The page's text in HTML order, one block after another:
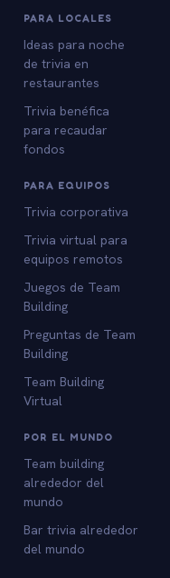
PARA LOCALES
Ideas para noche
de trivia en
restaurantes
Trivia benéfica
para recaudar
fondos
PARA EQUIPOS
Trivia corporativa
Trivia virtual para
equipos remotos
Juegos de Team
Building
Preguntas de Team
Building
Team Building
Virtual
POR EL MUNDO
Team building
alrededor del
mundo
Bar trivia alrededor
del mundo